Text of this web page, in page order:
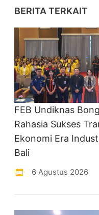
BERITA TERKAIT
FEB Undiknas
Rahasia Sukses
Ekonomi Era
Bali
6 Agustus 2026